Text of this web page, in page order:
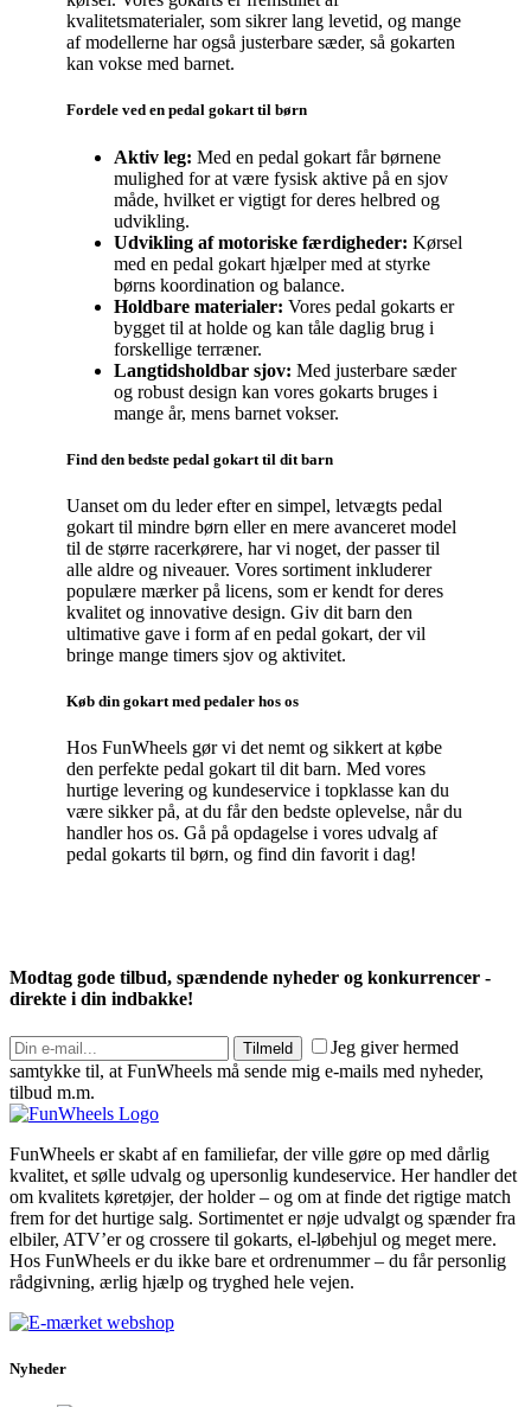
kvalitetsmaterialer, som sikrer lang levetid, og mange
af modellerne har også justerbare sæder, så gokarten
kan vokse med barnet.
Fordele ved en pedal gokart til børn
Aktiv leg: Med en pedal gokart får børnene
mulighed for at være fysisk aktive på en sjov
måde, hvilket er vigtigt for deres helbred og
udvikling.
Udvikling af motoriske færdigheder: Kørsel
med en pedal gokart hjælper med at styrke
børns koordination og balance.
Holdbare materialer: Vores pedal gokarts er
bygget til at holde og kan tåle daglig brug i
forskellige terræner.
Langtidsholdbar sjov: Med justerbare sæder
og robust design kan vores gokarts bruges i
mange år, mens barnet vokser.
Find den bedste pedal gokart til dit barn
Uanset om du leder efter en simpel, letvægts pedal
gokart til mindre børn eller en mere avanceret model
til de større racerkørere, har vi noget, der passer til
alle aldre og niveauer. Vores sortiment inkluderer
populære mærker på licens, som er kendt for deres
kvalitet og innovative design. Giv dit barn den
ultimative gave i form af en pedal gokart, der vil
bringe mange timers sjov og aktivitet.
Køb din gokart med pedaler hos os
Hos FunWheels gør vi det nemt og sikkert at købe
den perfekte pedal gokart til dit barn. Med vores
hurtige levering og kundeservice i topklasse kan du
være sikker på, at du får den bedste oplevelse, når du
handler hos os. Gå på opdagelse i vores udvalg af
pedal gokarts til børn, og find din favorit i dag!
Modtag gode tilbud, spændende nyheder og konkurrencer -
direkte i din indbakke!
Tilmeld
Jeg giver hermed
samtykke til, at FunWheels må sende mig e-mails med nyheder,
tilbud m.m.
FunWheels er skabt af en familiefar, der ville gøre op med dårlig
kvalitet, et sølle udvalg og upersonlig kundeservice. Her handler det
om kvalitets køretøjer, der holder – og om at finde det rigtige match
frem for det hurtige salg. Sortimentet er nøje udvalgt og spænder fra
elbiler, ATV’er og crossere til gokarts, el-løbehjul og meget mere.
Hos FunWheels er du ikke bare et ordrenummer – du får personlig
rådgivning, ærlig hjælp og tryghed hele vejen.
Nyheder